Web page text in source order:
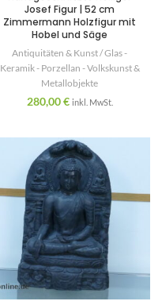
Josef Figur | 52 cm
Zimmermann Holzfigur mit
Hobel und Säge
Antiquitäten & Kunst / Glas -
Keramik - Porzellan - Volkskunst &
Metallobjekte
280,00€ inkl. MwSt.